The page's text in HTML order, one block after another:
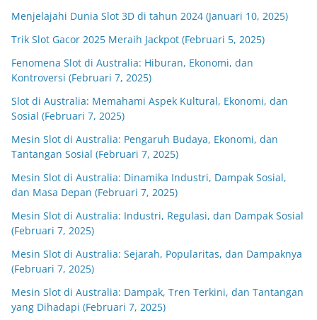
Menjelajahi Dunia Slot 3D di tahun 2024 (Januari 10, 2025)
Trik Slot Gacor 2025 Meraih Jackpot (Februari 5, 2025)
Fenomena Slot di Australia: Hiburan, Ekonomi, dan
Kontroversi (Februari 7, 2025)
Slot di Australia: Memahami Aspek Kultural, Ekonomi, dan
Sosial (Februari 7, 2025)
Mesin Slot di Australia: Pengaruh Budaya, Ekonomi, dan
Tantangan Sosial (Februari 7, 2025)
Mesin Slot di Australia: Dinamika Industri, Dampak Sosial,
dan Masa Depan (Februari 7, 2025)
Mesin Slot di Australia: Industri, Regulasi, dan Dampak Sosial
(Februari 7, 2025)
Mesin Slot di Australia: Sejarah, Popularitas, dan Dampaknya
(Februari 7, 2025)
Mesin Slot di Australia: Dampak, Tren Terkini, dan Tantangan
yang Dihadapi (Februari 7, 2025)